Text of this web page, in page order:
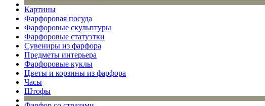
Картины
Фарфоровая посуда
Фарфоровые скульптуры
Фарфоровые статуэтки
Сувениры из фарфора
Предметы интерьера
Фарфоровые куклы
Цветы и корзины из фарфора
Часы
Штофы